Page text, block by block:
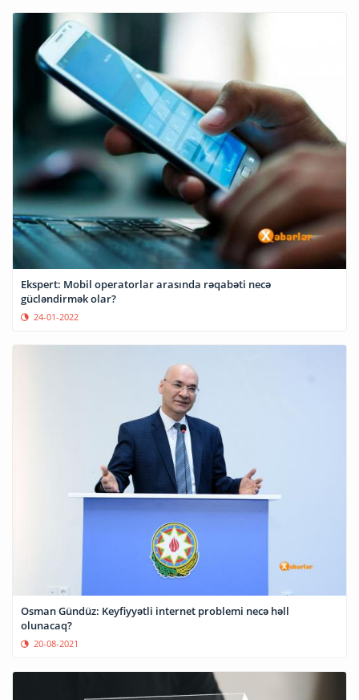
Ekspert: Mobil operatorlar arasında rəqabəti necə
gücləndirmək olar?
24-01-2022
Osman Gündüz: Keyfiyyətli internet problemi necə həll
olunacaq?
20-08-2021